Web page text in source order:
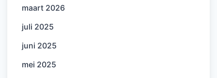
maart 2026
juli 2025
juni 2025
mei 2025